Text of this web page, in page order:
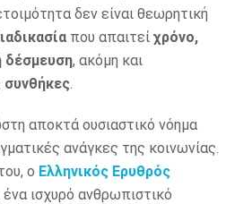
δεν είναι θεωρητική
που απαιτεί χρόνο,
δέσμευση, ακόμη και
συνθήκες.
αποκτά ουσιαστικό νόημα
ανάγκες της κοινωνίας.
ο Ελληνικός Ερυθρός
ένα ισχυρό ανθρωπιστικό